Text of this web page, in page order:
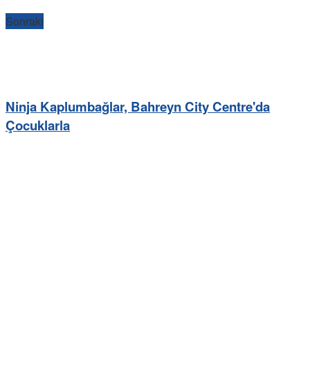
Sonraki
Ninja Kaplumbağlar, Bahreyn City Centre'da
Çocuklarla